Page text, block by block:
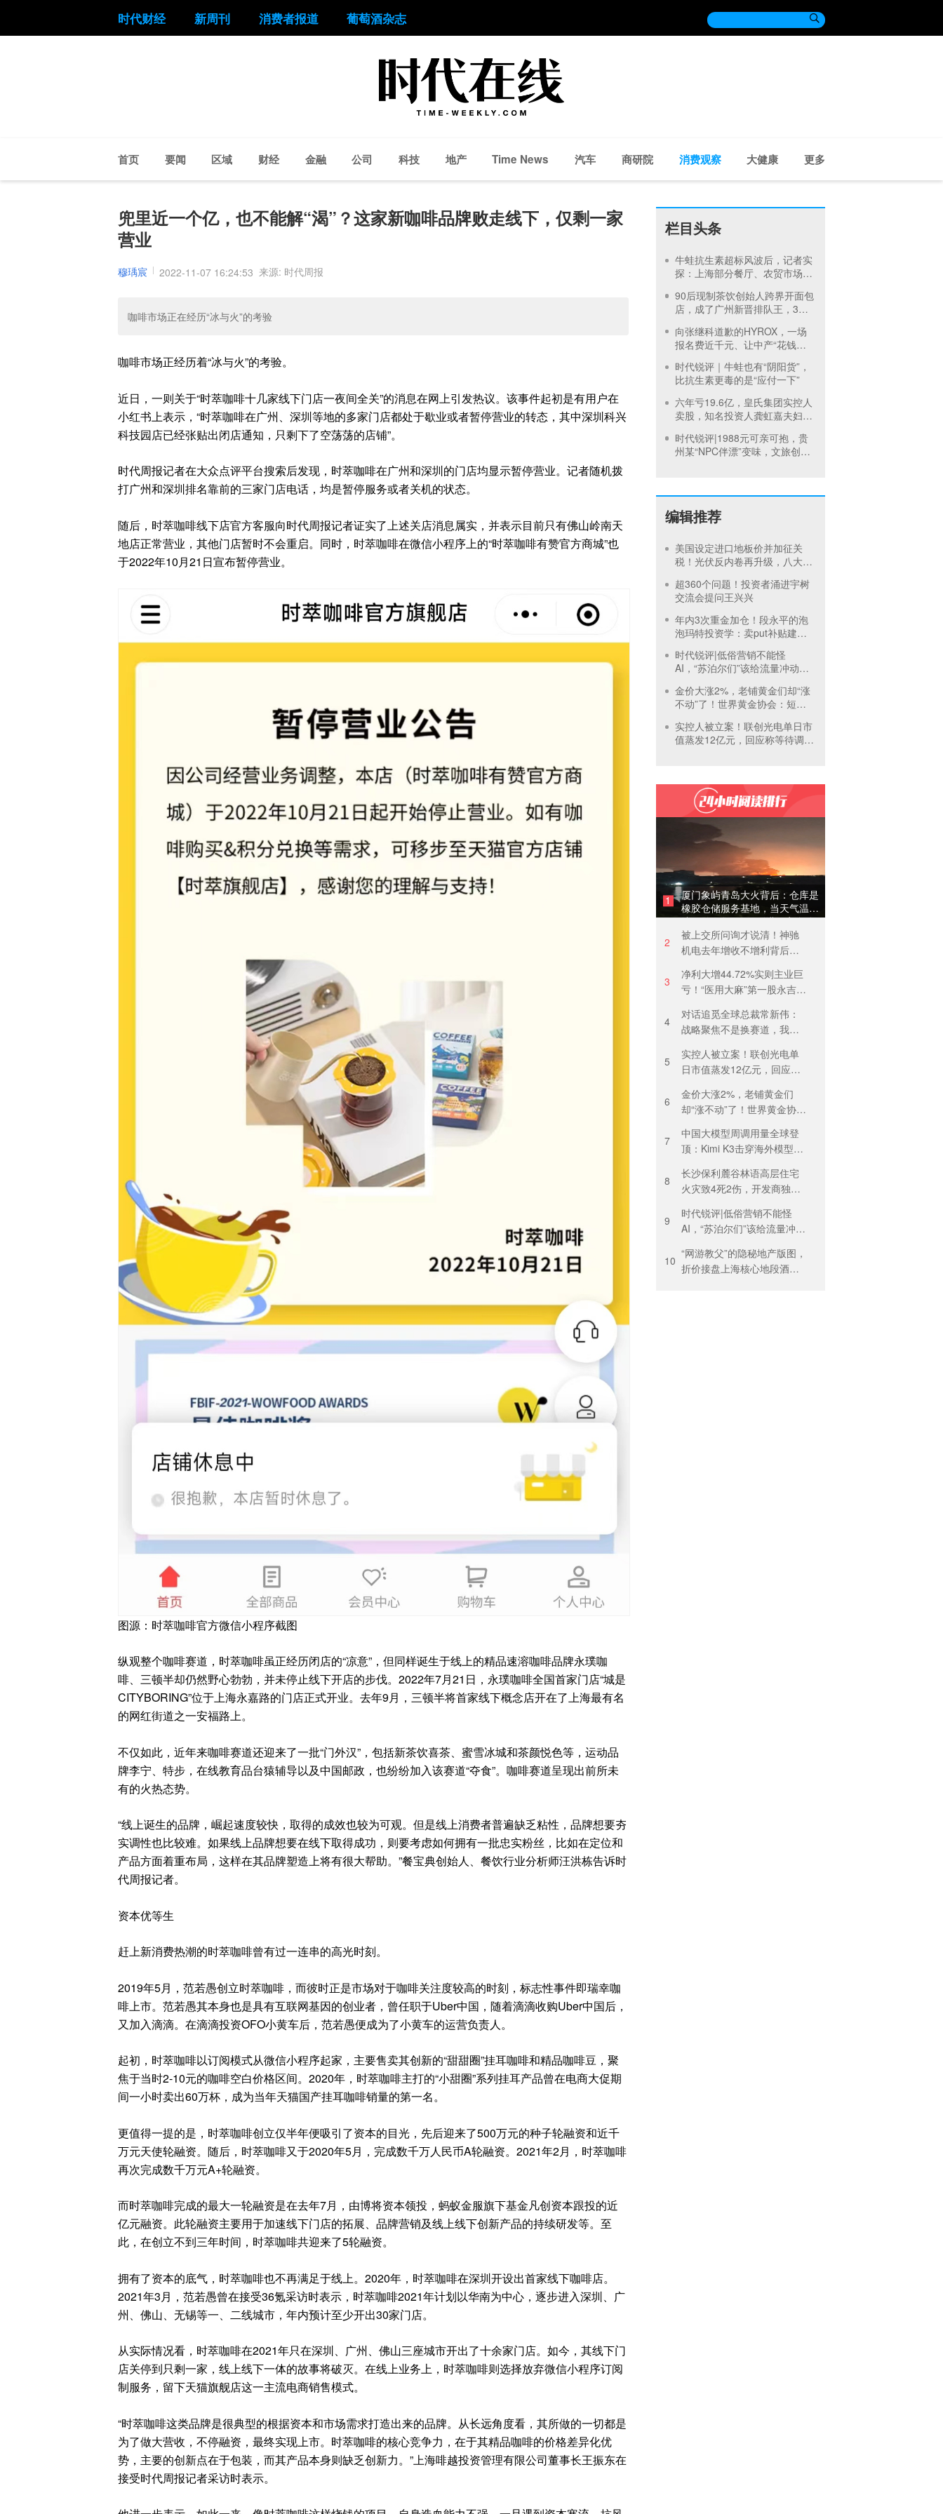
时代财经 新周刊 消费者报道 葡萄酒杂志 
首页 要闻 区域 财经 金融 公司 科技 地产 Time News 汽车 商研院 消费观察 大健康 更多
兜里近一个亿，也不能解“渴”？这家新咖啡品牌败走线下，仅剩一家
营业
穆瑀宸 2022-11-07 16:24:53 来源: 时代周报
咖啡市场正在经历“冰与火”的考验
咖啡市场正经历着“冰与火”的考验。
近日，一则关于“时萃咖啡十几家线下门店一夜间全关”的消息在网上引发热议。该事件起初是有用户在
小红书上表示，“时萃咖啡在广州、深圳等地的多家门店都处于歇业或者暂停营业的转态，其中深圳科兴
科技园店已经张贴出闭店通知，只剩下了空荡荡的店铺”。
时代周报记者在大众点评平台搜索后发现，时萃咖啡在广州和深圳的门店均显示暂停营业。记者随机拨
打广州和深圳排名靠前的三家门店电话，均是暂停服务或者关机的状态。
随后，时萃咖啡线下店官方客服向时代周报记者证实了上述关店消息属实，并表示目前只有佛山岭南天
地店正常营业，其他门店暂时不会重启。同时，时萃咖啡在微信小程序上的“时萃咖啡有赞官方商城”也
于2022年10月21日宣布暂停营业。
图源：时萃咖啡官方微信小程序截图
纵观整个咖啡赛道，时萃咖啡虽正经历闭店的“凉意”，但同样诞生于线上的精品速溶咖啡品牌永璞咖
啡、三顿半却仍然野心勃勃，并未停止线下开店的步伐。2022年7月21日，永璞咖啡全国首家门店“城是
CITYBORING”位于上海永嘉路的门店正式开业。去年9月，三顿半将首家线下概念店开在了上海最有名
的网红街道之一安福路上。
不仅如此，近年来咖啡赛道还迎来了一批“门外汉”，包括新茶饮喜茶、蜜雪冰城和茶颜悦色等，运动品
牌李宁、特步，在线教育品台猿辅导以及中国邮政，也纷纷加入该赛道“夺食”。咖啡赛道呈现出前所未
有的火热态势。
“线上诞生的品牌，崛起速度较快，取得的成效也较为可观。但是线上消费者普遍缺乏粘性，品牌想要夯
实调性也比较难。如果线上品牌想要在线下取得成功，则要考虑如何拥有一批忠实粉丝，比如在定位和
产品方面着重布局，这样在其品牌塑造上将有很大帮助。”餐宝典创始人、餐饮行业分析师汪洪栋告诉时
代周报记者。
资本优等生
赶上新消费热潮的时萃咖啡曾有过一连串的高光时刻。
2019年5月，范若愚创立时萃咖啡，而彼时正是市场对于咖啡关注度较高的时刻，标志性事件即瑞幸咖
啡上市。范若愚其本身也是具有互联网基因的创业者，曾任职于Uber中国，随着滴滴收购Uber中国后，
又加入滴滴。在滴滴投资OFO小黄车后，范若愚便成为了小黄车的运营负责人。
起初，时萃咖啡以订阅模式从微信小程序起家，主要售卖其创新的“甜甜圈”挂耳咖啡和精品咖啡豆，聚
焦于当时2-10元的咖啡空白价格区间。2020年，时萃咖啡主打的“小甜圈”系列挂耳产品曾在电商大促期
间一小时卖出60万杯，成为当年天猫国产挂耳咖啡销量的第一名。
更值得一提的是，时萃咖啡创立仅半年便吸引了资本的目光，先后迎来了500万元的种子轮融资和近千
万元天使轮融资。随后，时萃咖啡又于2020年5月，完成数千万人民币A轮融资。2021年2月，时萃咖啡
再次完成数千万元A+轮融资。
而时萃咖啡完成的最大一轮融资是在去年7月，由博将资本领投，蚂蚁金服旗下基金凡创资本跟投的近
亿元融资。此轮融资主要用于加速线下门店的拓展、品牌营销及线上线下创新产品的持续研发等。至
此，在创立不到三年时间，时萃咖啡共迎来了5轮融资。
拥有了资本的底气，时萃咖啡也不再满足于线上。2020年，时萃咖啡在深圳开设出首家线下咖啡店。
2021年3月，范若愚曾在接受36氪采访时表示，时萃咖啡2021年计划以华南为中心，逐步进入深圳、广
州、佛山、无锡等一、二线城市，年内预计至少开出30家门店。
从实际情况看，时萃咖啡在2021年只在深圳、广州、佛山三座城市开出了十余家门店。如今，其线下门
店关停到只剩一家，线上线下一体的故事将破灭。在线上业务上，时萃咖啡则选择放弃微信小程序订阅
制服务，留下天猫旗舰店这一主流电商销售模式。
“时萃咖啡这类品牌是很典型的根据资本和市场需求打造出来的品牌。从长远角度看，其所做的一切都是
为了做大营收，不停融资，最终实现上市。时萃咖啡的核心竞争力，在于其精品咖啡的价格差异化优
势，主要的创新点在于包装，而其产品本身则缺乏创新力。”上海啡越投资管理有限公司董事长王振东在
接受时代周报记者采访时表示。
栏目头条
牛蛙抗生素超标风波后，记者实
探：上海部分餐厅、农贸市场未
90后现制茶饮创始人跨界开面包
店，成了广州新晋排队王，3年
向张继科道歉的HYROX，一场
报名费近千元、让中产“花钱找
时代锐评｜牛蛙也有“阴阳货”，
比抗生素更毒的是“应付一下”
六年亏19.6亿，皇氏集团实控人
卖股，知名投资人龚虹嘉夫妇
时代锐评|1988元可亲可抱，贵
州某“NPC伴漂”变味，文旅创新
编辑推荐
美国设定进口地板价并加征关
税！光伏反内卷再升级，八大硅
超360个问题！投资者涌进宇树
交流会提问王兴兴
年内3次重金加仓！段永平的泡
泡玛特投资学：卖put补贴建
持有
时代锐评|低俗营销不能怪
AI，“苏泊尔们”该给流量冲动踩
金价大涨2%，老铺黄金们却“涨
不动”了！世界黄金协会：短期
实控人被立案！联创光电单日市
值蒸发12亿元，回应称等待调查
1
厦门象屿青岛大火背后：仓库是
橡胶仓储服务基地，当天气温未
达预警，集团5月刚进行安全管
理培训
2
被上交所问询才说清！神驰
机电去年增收不增利背后：
减
3
净利大增44.72%实则主业巨
亏！“医用大麻”第一股永吉股
收益“保盈”
4
对话追觅全球总裁常新伟：
战略聚焦不是换赛道，我们
5
实控人被立案！联创光电单
日市值蒸发12亿元，回应称
6
金价大涨2%，老铺黄金们
却“涨不动”了！世界黄金协
回暖
7
中国大模型周调用量全球登
顶：Kimi K3击穿海外模型高
价格战
8
长沙保利麓谷林语高层住宅
火灾致4死2伤，开发商独家
9
时代锐评|低俗营销不能怪
AI，“苏泊尔们”该给流量冲动
10
“网游教父”的隐秘地产版图，
折价接盘上海核心地段酒